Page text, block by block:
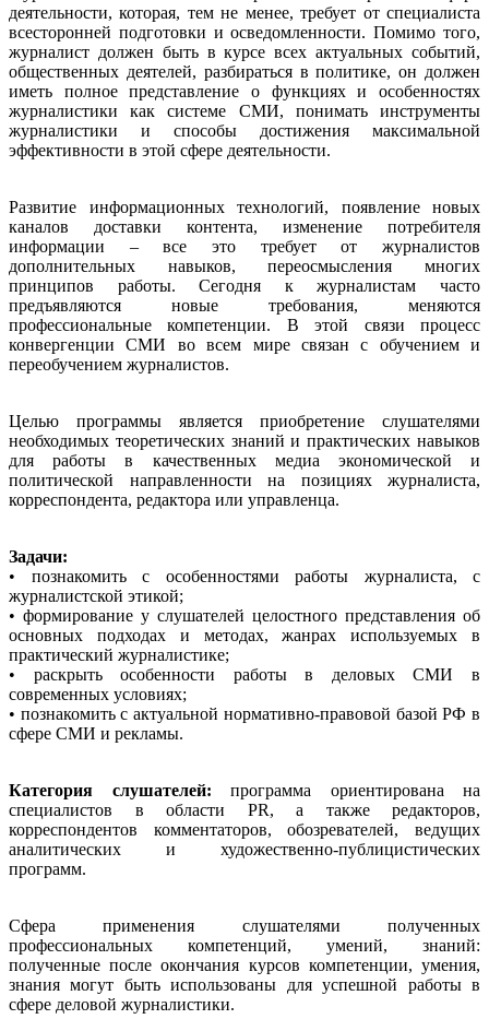
деятельности, которая, тем не менее, требует от специалиста
всесторонней подготовки и осведомленности. Помимо того,
журналист должен быть в курсе всех актуальных событий,
общественных деятелей, разбираться в политике, он должен
иметь полное представление о функциях и особенностях
журналистики как системе СМИ, понимать инструменты
журналистики и способы достижения максимальной
эффективности в этой сфере деятельности.
Развитие информационных технологий, появление новых
каналов доставки контента, изменение потребителя
информации – все это требует от журналистов
дополнительных навыков, переосмысления многих
принципов работы. Сегодня к журналистам часто
предъявляются новые требования, меняются
профессиональные компетенции. В этой связи процесс
конвергенции СМИ во всем мире связан с обучением и
переобучением журналистов.
Целью программы является приобретение слушателями
необходимых теоретических знаний и практических навыков
для работы в качественных медиа экономической и
политической направленности на позициях журналиста,
корреспондента, редактора или управленца.
Задачи:
• познакомить с особенностями работы журналиста, с
журналистской этикой;
• формирование у слушателей целостного представления об
основных подходах и методах, жанрах используемых в
практический журналистике;
• раскрыть особенности работы в деловых СМИ в
современных условиях;
• познакомить с актуальной нормативно-правовой базой РФ в
сфере СМИ и рекламы.
Категория слушателей: программа ориентирована на
специалистов в области PR, а также редакторов,
корреспондентов комментаторов, обозревателей, ведущих
аналитических и художественно-публицистических
программ.
Сфера применения слушателями полученных
профессиональных компетенций, умений, знаний:
полученные после окончания курсов компетенции, умения,
знания могут быть использованы для успешной работы в
сфере деловой журналистики.